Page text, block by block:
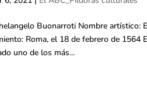
Buonarroti Nombre artístico:
Roma, el 18 de febrero de
uno de los más...